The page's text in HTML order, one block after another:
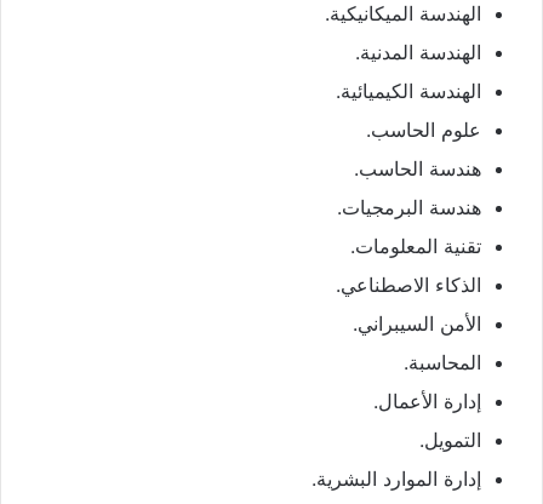
الهندسة الميكانيكية.
الهندسة المدنية.
الهندسة الكيميائية.
علوم الحاسب.
هندسة الحاسب.
هندسة البرمجيات.
تقنية المعلومات.
الذكاء الاصطناعي.
الأمن السيبراني.
المحاسبة.
إدارة الأعمال.
التمويل.
إدارة الموارد البشرية.